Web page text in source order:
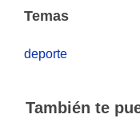
Temas
deporte
También te